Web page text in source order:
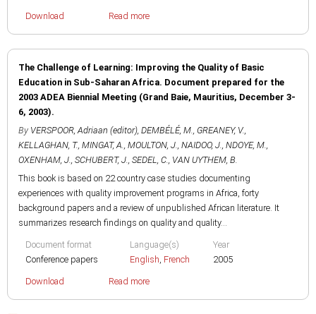
Download Read more
The Challenge of Learning: Improving the Quality of Basic
Education in Sub-Saharan Africa. Document prepared for the
2003 ADEA Biennial Meeting (Grand Baie, Mauritius, December 3-
6, 2003).
By VERSPOOR, Adriaan (editor), DEMBÉLÉ, M., GREANEY, V.,
KELLAGHAN, T., MINGAT, A., MOULTON, J., NAIDOO, J., NDOYE, M.,
OXENHAM, J., SCHUBERT, J., SEDEL, C., VAN UYTHEM, B.
This book is based on 22 country case studies documenting
experiences with quality improvement programs in Africa, forty
background papers and a review of unpublished African literature. It
summarizes research findings on quality and quality...
Document format
Conference papers
Language(s)
English, French
Year
2005
Download Read more